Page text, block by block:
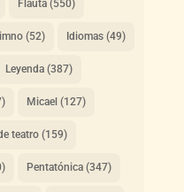
Flauta(550)
(52) Idiomas(49)
Leyenda(387)
Micael(127)
teatro(159)
Pentatónica(347)